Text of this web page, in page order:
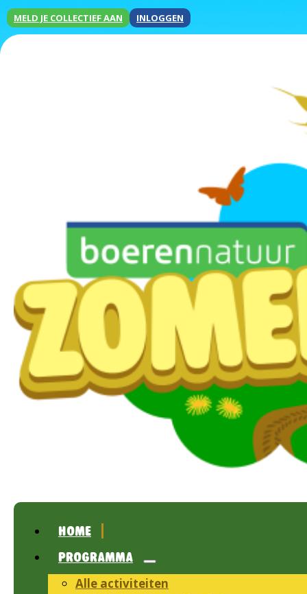
MELD JE COLLECTIEF AAN INLOGGEN
HOME
PROGRAMMA
Alle activiteiten